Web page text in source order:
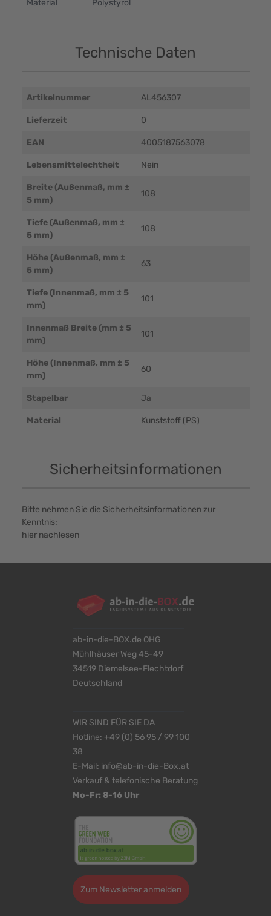
Material Polystyrol
Technische Daten
Artikelnummer AL456307
Lieferzeit 0
EAN 4005187563078
Lebensmittelechtheit Nein
Breite (Außenmaß, mm ±
5 mm)
108
Tiefe (Außenmaß, mm ±
5 mm)
108
Höhe (Außenmaß, mm ±
5 mm)
63
Tiefe (Innenmaß, mm ± 5
mm)
101
Innenmaß Breite (mm ± 5
mm)
101
Höhe (Innenmaß, mm ± 5
mm)
60
Stapelbar Ja
Material Kunststoff (PS)
Sicherheitsinformationen
Bitte nehmen Sie die Sicherheitsinformationen zur
Kenntnis:
hier nachlesen
ab-in-die-BOX.de OHG
Mühlhäuser Weg 45-49
34519 Diemelsee-Flechtdorf
Deutschland
WIR SIND FÜR SIE DA
Hotline: +49 (0) 56 95 / 99 100
38
E-Mail: info@ab-in-die-Box.at
Verkauf & telefonische Beratung
Mo-Fr: 8-16 Uhr
Zum Newsletter anmelden